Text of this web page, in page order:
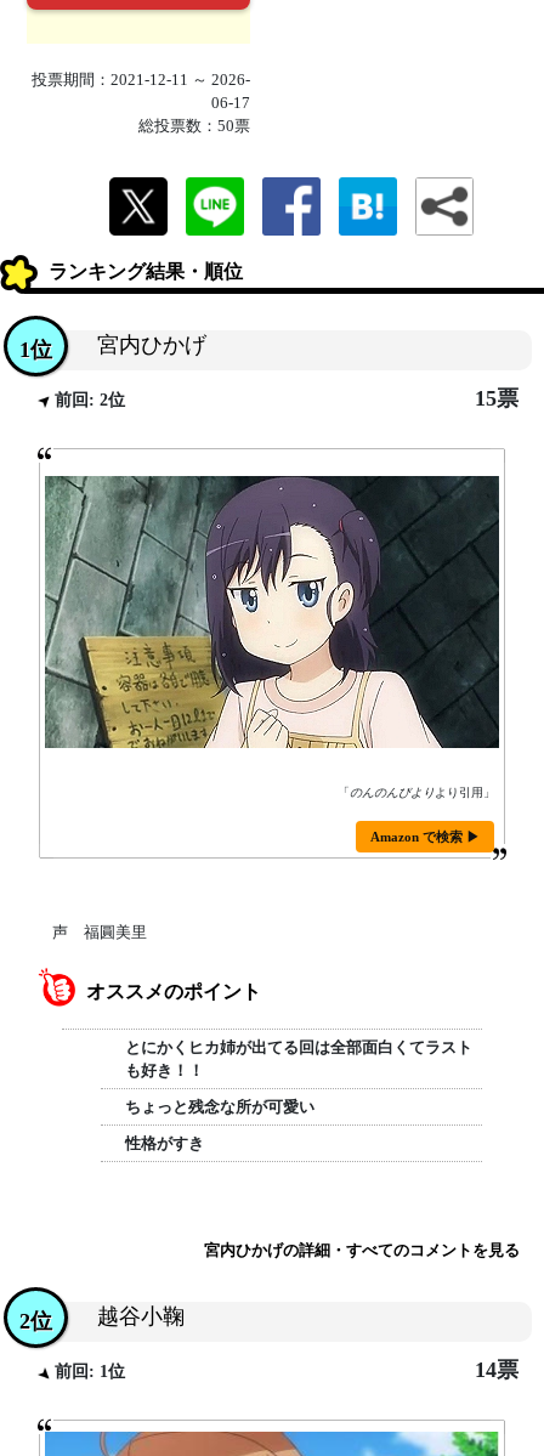
投票期間：2021-12-11 ～ 2026-
06-17
総投票数：50票
ランキング結果・順位
宮内ひかげ
1位
前回: 2位 15票
「のんのんびより より引用」
Amazon で検索 ▶
声 福圓美里
オススメのポイント
とにかくヒカ姉が出てる回は全部面白くてラスト
も好き！！
ちょっと残念な所が可愛い
性格がすき
宮内ひかげの詳細・すべてのコメントを見る
越谷小鞠
2位
前回: 1位 14票